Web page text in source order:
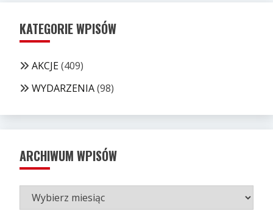
KATEGORIE WPISÓW
AKCJE(409)
WYDARZENIA(98)
ARCHIWUM WPISÓW
ARCHIWUM
WPISÓW